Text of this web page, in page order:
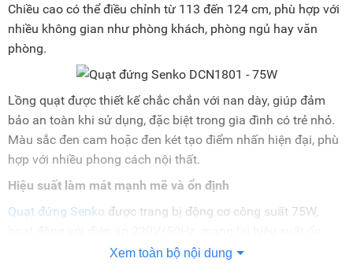
Chiều cao có thể điều chỉnh từ 113 đến 124 cm, phù hợp với
nhiều không gian như phòng khách, phòng ngủ hay văn
phòng.
Lồng quạt được thiết kế chắc chắn với nan dày, giúp đảm
bảo an toàn khi sử dụng, đặc biệt trong gia đình có trẻ nhỏ.
Màu sắc đen cam hoặc đen két tạo điểm nhấn hiện đại, phù
hợp với nhiều phong cách nội thất.
Hiệu suất làm mát mạnh mẽ và ổn định
Quạt đứng Senko được trang bị động cơ công suất 75W,
định trong thời gian dài. Với thiết kế 5 cánh quạt đường kính
Xem toàn bộ nội dung